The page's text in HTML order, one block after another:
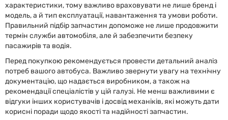
характеристики, тому важливо враховувати не лише бренд і
модель, а й тип експлуатації, навантаження та умови роботи.
Правильний підбір запчастин допоможе не лише продовжити
термін служби автомобіля, але й забезпечити безпеку
пасажирів та водія.
Перед покупкою рекомендується провести детальний аналіз
потреб вашого автобуса. Важливо звернути увагу на технічну
документацію, що надається виробником, а також на
рекомендації спеціалістів у цій галузі. Не менш важливими є
відгуки інших користувачів і досвід механіків, які можуть дати
корисні поради щодо якості та надійності запчастин.